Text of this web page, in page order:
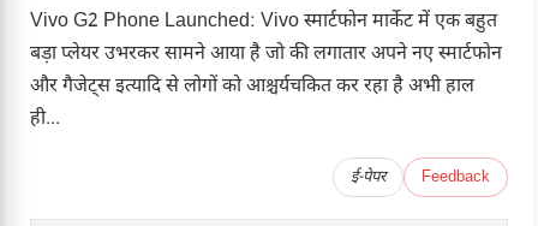
Vivo G2 Phone Launched: Vivo स्मार्टफोन मार्केट में एक बहुत
बड़ा प्लेयर उभरकर सामने आया है जो की लगातार अपने नए स्मार्टफोन
और गैजेट्स इत्यादि से लोगों को आश्चर्यचकित कर रहा है अभी हाल
ही...
ई-पेपर Feedback